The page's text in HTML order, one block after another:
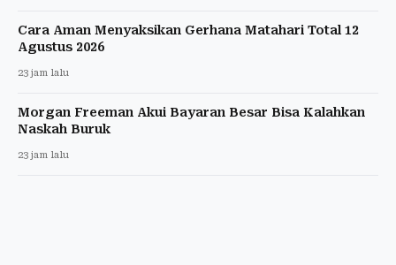
Cara Aman Menyaksikan Gerhana Matahari Total 12
Agustus 2026
23 jam lalu
Morgan Freeman Akui Bayaran Besar Bisa Kalahkan
Naskah Buruk
23 jam lalu